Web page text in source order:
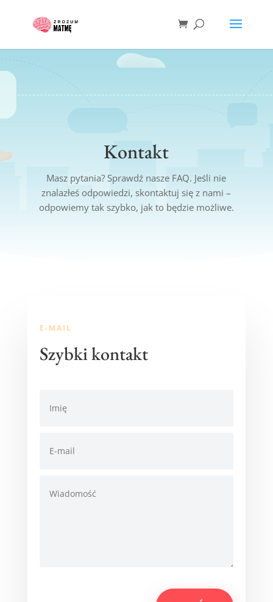
Kontakt
Masz pytania? Sprawdź nasze FAQ. Jeśli nie
znalazłeś odpowiedzi, skontaktuj się z nami –
odpowiemy tak szybko, jak to będzie możliwe.
E-MAIL
Szybki kontakt